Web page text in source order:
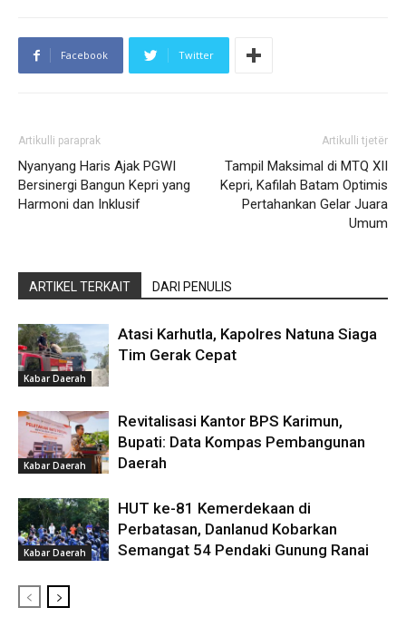
Facebook Twitter
Artikulli paraprak
Nyanyang Haris Ajak PGWI
Bersinergi Bangun Kepri yang
Harmoni dan Inklusif
Artikulli tjetër
Tampil Maksimal di MTQ XII
Kepri, Kafilah Batam Optimis
Pertahankan Gelar Juara
Umum
ARTIKEL TERKAIT DARI PENULIS
Kabar Daerah
Atasi Karhutla, Kapolres Natuna Siaga
Tim Gerak Cepat
Kabar Daerah
Revitalisasi Kantor BPS Karimun,
Bupati: Data Kompas Pembangunan
Daerah
Kabar Daerah
HUT ke-81 Kemerdekaan di
Perbatasan, Danlanud Kobarkan
Semangat 54 Pendaki Gunung Ranai